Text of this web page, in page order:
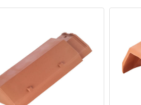
та
та